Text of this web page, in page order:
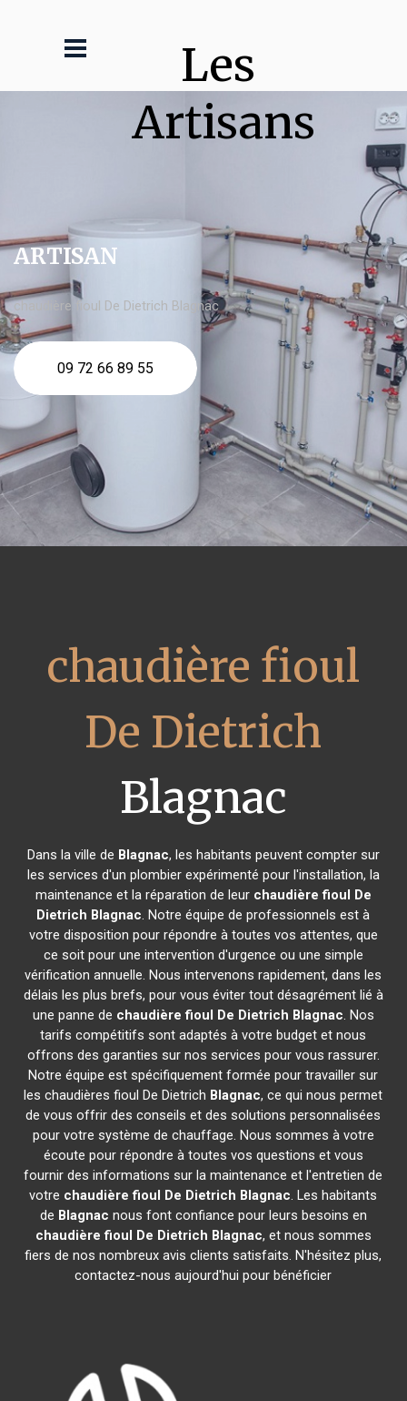
Les
Artisans
ARTISAN
chaudière fioul De Dietrich Blagnac
09 72 66 89 55
chaudière fioul
De Dietrich
Blagnac
Dans la ville de Blagnac, les habitants peuvent compter sur
les services d'un plombier expérimenté pour l'installation, la
maintenance et la réparation de leur chaudière fioul De
Dietrich Blagnac. Notre équipe de professionnels est à
votre disposition pour répondre à toutes vos attentes, que
ce soit pour une intervention d'urgence ou une simple
vérification annuelle. Nous intervenons rapidement, dans les
délais les plus brefs, pour vous éviter tout désagrément lié à
une panne de chaudière fioul De Dietrich Blagnac. Nos
tarifs compétitifs sont adaptés à votre budget et nous
offrons des garanties sur nos services pour vous rassurer.
Notre équipe est spécifiquement formée pour travailler sur
les chaudières fioul De Dietrich Blagnac, ce qui nous permet
de vous offrir des conseils et des solutions personnalisées
pour votre système de chauffage. Nous sommes à votre
écoute pour répondre à toutes vos questions et vous
fournir des informations sur la maintenance et l'entretien de
votre chaudière fioul De Dietrich Blagnac. Les habitants
de Blagnac nous font confiance pour leurs besoins en
chaudière fioul De Dietrich Blagnac, et nous sommes
fiers de nos nombreux avis clients satisfaits. N'hésitez plus,
contactez-nous aujourd'hui pour bénéficier